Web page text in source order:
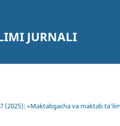
JURNALI
(2025): «Maktabgacha va maktab